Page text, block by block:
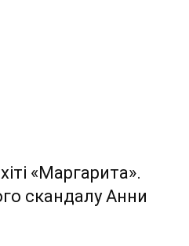
«Маргарита».
скандалу Анни